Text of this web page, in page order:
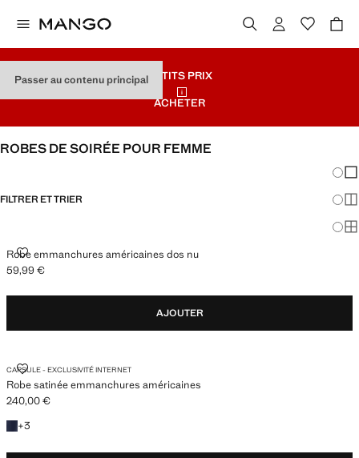
Passer au contenu principalPETITS PRIX
ACHETER
ROBES DE SOIRÉE POUR FEMME
FILTRER ET TRIER
Robe emmanchures américaines dos nu
ROBE EMMANCHURES AMÉRICAINES DOS NU
Prix actuel [59,99 € ]
59,99 €
AJOUTER
CAPSULE - EXCLUSIVITÉ INTERNET
Robe satinée emmanchures américaines
ROBE SATINÉE EMMANCHURES AMÉRICAINES
Prix actuel [240,00 € ]
240,00 €
+3
+3 couleurs